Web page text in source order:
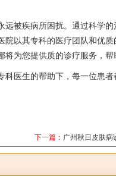
被疾病所困扰。通过科学
以其专科的医疗团队和优
为您提供质的诊疗服务，帮
医生的帮助下，每一位患者
下一篇： 广州秋日皮肤病
干燥皮肤不适